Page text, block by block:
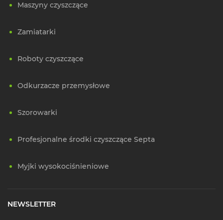
Maszyny czyszczące
Zamiatarki
Roboty czyszczące
Odkurzacze przemysłowe
Szorowarki
Profesjonalne środki czyszczące Septa
Myjki wysokociśnieniowe
NEWSLETTER